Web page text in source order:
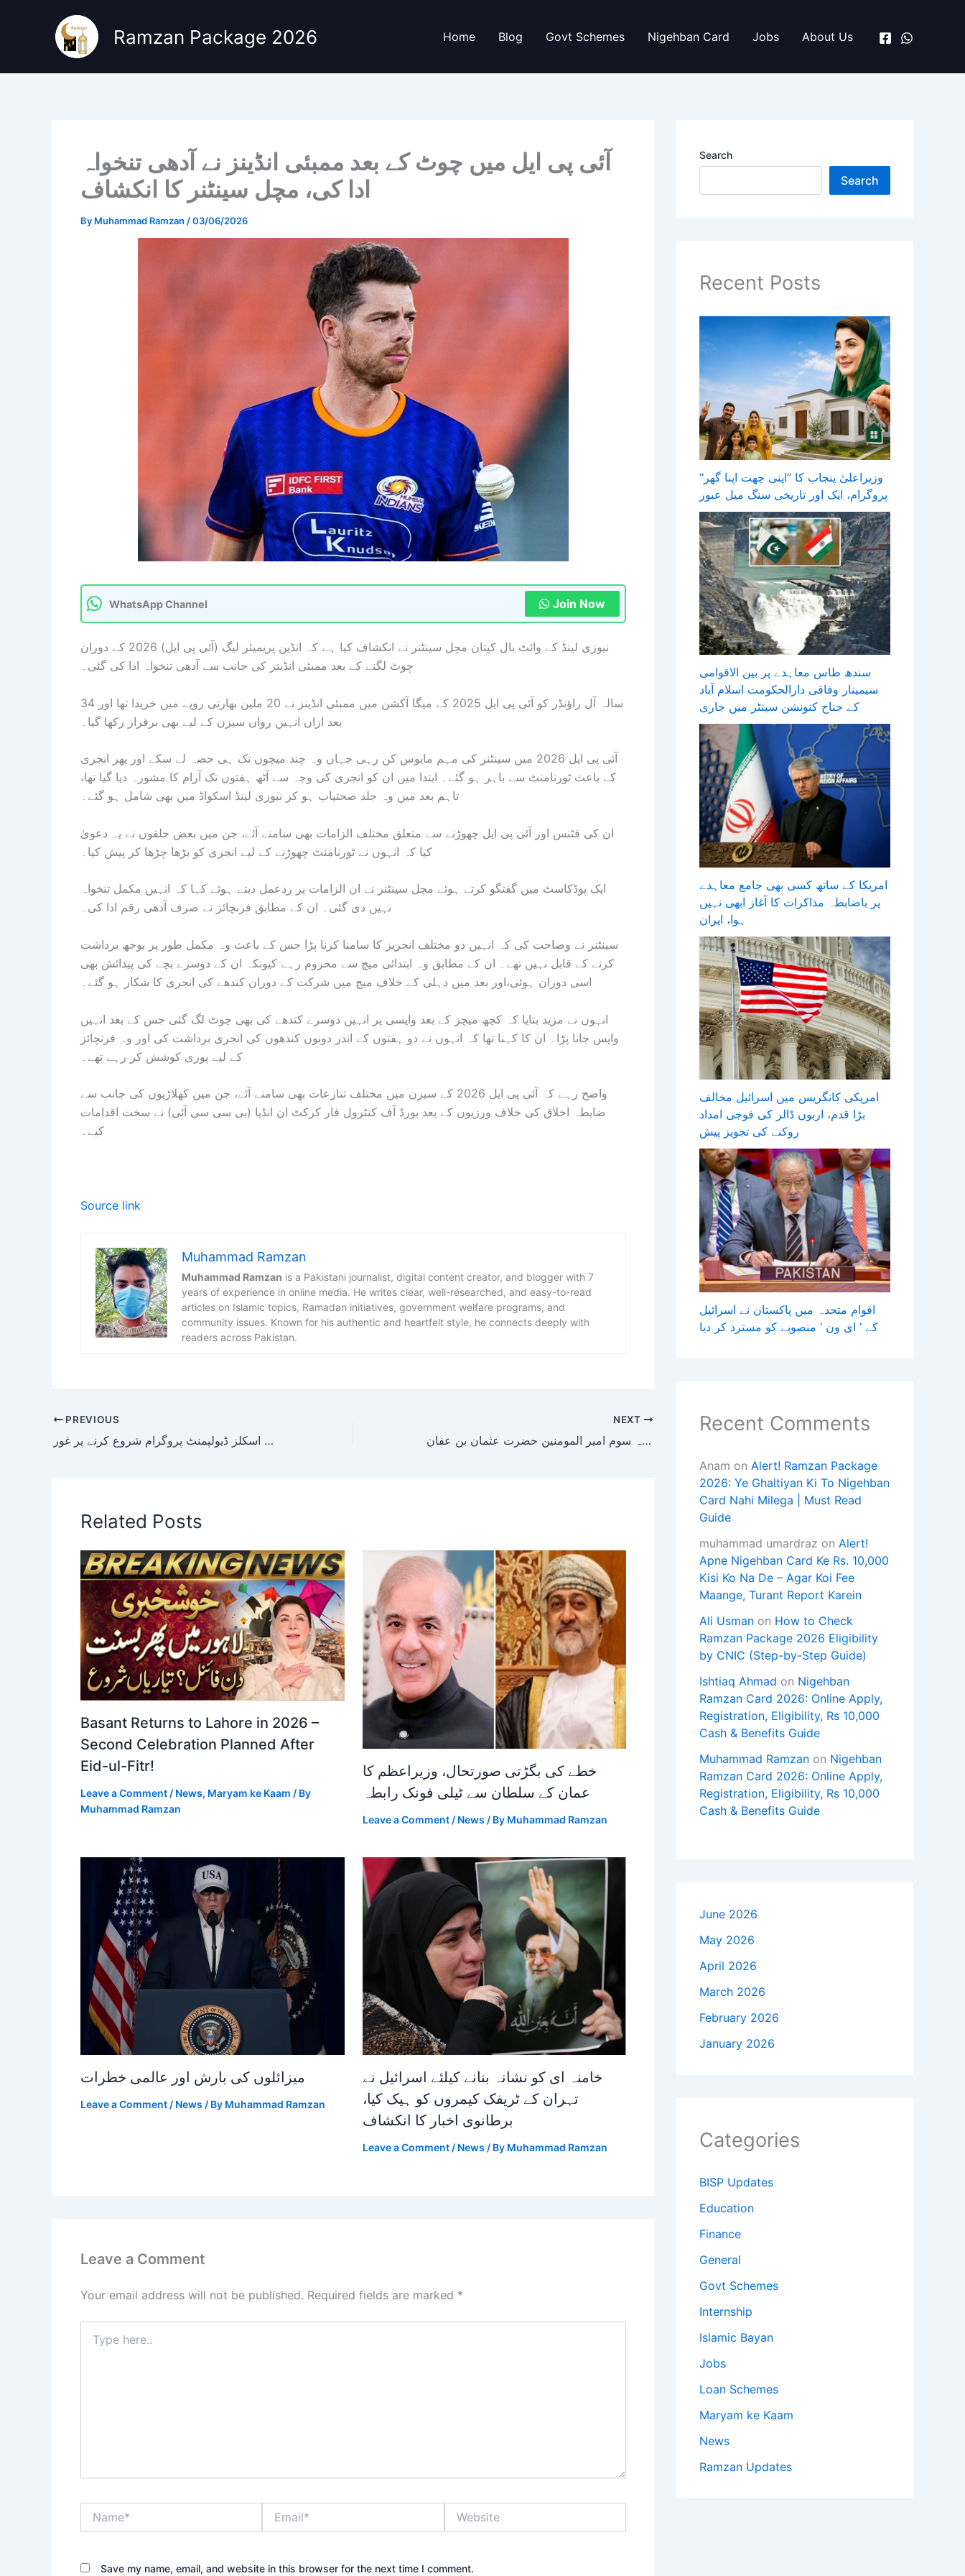
Ramzan Package 2026 Home Blog Govt Schemes Nigehban Card Jobs About Us
آئی پی ایل میں چوٹ کے بعد ممبئی انڈینز نے آدھی تنخواہ
ادا کی، مچل سینٹنر کا انکشاف
By Muhammad Ramzan /03/06/2026
WhatsApp Channel Join Now
نیوزی لینڈ کے وائٹ بال کپتان مچل سینٹنر نے انکشاف کیا ہے کہ انڈین پریمیئر لیگ (آئی پی ایل) 2026 کے دوران
چوٹ لگنے کے بعد ممبئی انڈینز کی جانب سے آدھی تنخواہ ادا کی گئی۔
34 سالہ آل راؤنڈر کو آئی پی ایل 2025 کے میگا آکشن میں ممبئی انڈینز نے 20 ملین بھارتی روپے میں خریدا تھا اور
بعد ازاں انہیں رواں سیزن کے لیے بھی برقرار رکھا گیا۔
آئی پی ایل 2026 میں سینٹنر کی مہم مایوس کن رہی جہاں وہ چند میچوں تک ہی حصہ لے سکے اور پھر انجری
کے باعث ٹورنامنٹ سے باہر ہو گئے۔ ابتدا میں ان کو انجری کی وجہ سے آٹھ ہفتوں تک آرام کا مشورہ دیا گیا تھا،
تاہم بعد میں وہ جلد صحتیاب ہو کر نیوزی لینڈ اسکواڈ میں بھی شامل ہو گئے۔
ان کی فٹنس اور آئی پی ایل چھوڑنے سے متعلق مختلف الزامات بھی سامنے آئے، جن میں بعض حلقوں نے یہ دعویٰ
کیا کہ انہوں نے ٹورنامنٹ چھوڑنے کے لیے انجری کو بڑھا چڑھا کر پیش کیا۔
ایک پوڈکاسٹ میں گفتگو کرتے ہوئے مچل سینٹنر نے ان الزامات پر ردعمل دیتے ہوئے کہا کہ انہیں مکمل تنخواہ
نہیں دی گئی۔ ان کے مطابق فرنچائز نے صرف آدھی رقم ادا کی۔
سینٹنر نے وضاحت کی کہ انہیں دو مختلف انجریز کا سامنا کرنا پڑا جس کے باعث وہ مکمل طور پر بوجھ برداشت
کرنے کے قابل نہیں تھے۔ ان کے مطابق وہ ابتدائی میچ سے محروم رہے کیونکہ ان کے دوسرے بچے کی پیدائش بھی
اسی دوران ہوئی،اور بعد میں دہلی کے خلاف میچ میں شرکت کے دوران کندھے کی انجری کا شکار ہو گئے۔
انہوں نے مزید بتایا کہ کچھ میچز کے بعد واپسی پر انہیں دوسرے کندھے کی بھی چوٹ لگ گئی جس کے بعد انہیں
واپس جانا پڑا۔ ان کا کہنا تھا کہ انہوں نے دو ہفتوں کے اندر دونوں کندھوں کی انجری برداشت کی اور وہ فرنچائز
کے لیے پوری کوشش کر رہے تھے۔
واضح رہے کہ آئی پی ایل 2026 کے سیزن میں مختلف تنازعات بھی سامنے آئے، جن میں کھلاڑیوں کی جانب سے
ضابطہ اخلاق کی خلاف ورزیوں کے بعد بورڈ آف کنٹرول فار کرکٹ ان انڈیا (بی سی سی آئی) نے سخت اقدامات
کیے۔
Source link
Muhammad Ramzan
Muhammad Ramzan is a Pakistani journalist, digital content creator, and blogger with 7
years of experience in online media. He writes clear, well-researched, and easy-to-read
articles on Islamic topics, Ramadan initiatives, government welfare programs, and
community issues. Known for his authentic and heartfelt style, he connects deeply with
readers across Pakistan.
PREVIOUS
عالمی بینک کا پاکستان میں اسکلز ڈیولپمنٹ پروگرام شروع کرنے پر غور
NEXT
خلیفہ سوم امیر المومنین حضرت عثمان بن عفان ؓ
Related Posts
Basant Returns to Lahore in 2026 –
Second Celebration Planned After
Eid-ul-Fitr!
Leave a Comment / News, Maryam ke Kaam / By
Muhammad Ramzan
خطے کی بگڑتی صورتحال، وزیراعظم کا
عمان کے سلطان سے ٹیلی فونک رابطہ
Leave a Comment / News / By Muhammad Ramzan
میزائلوں کی بارش اور عالمی خطرات
Leave a Comment / News / By Muhammad Ramzan
خامنہ ای کو نشانہ بنانے کیلئے اسرائیل نے
تہران کے ٹریفک کیمروں کو ہیک کیا،
برطانوی اخبار کا انکشاف
Leave a Comment / News / By Muhammad Ramzan
Leave a Comment
Your email address will not be published. Required fields are marked *
here..
Save my name, email, and website in this browser for the next time I comment.
Search
Search
Recent Posts
وزیراعلیٰ پنجاب کا ’’اپنی چھت اپنا گھر‘‘
پروگرام، ایک اور تاریخی سنگ میل عبور
سندھ طاس معاہدے پر بین الاقوامی
سیمینار وفاقی دارالحکومت اسلام آباد
کے جناح کنونشن سینٹر میں جاری
امریکا کے ساتھ کسی بھی جامع معاہدے
پر باضابطہ مذاکرات کا آغاز ابھی نہیں
ہوا، ایران
امریکی کانگریس میں اسرائیل مخالف
بڑا قدم، اربوں ڈالر کی فوجی امداد
روکنے کی تجویز پیش
اقوام متحدہ میں پاکستان نے اسرائیل
کے ’ ای ون ‘ منصوبے کو مسترد کر دیا
Recent Comments
Anam on Alert! Ramzan Package
2026: Ye Ghaltiyan Ki To Nigehban
Card Nahi Milega | Must Read
Guide
muhammad umardraz on Alert!
Apne Nigehban Card Ke Rs. 10,000
Kisi Ko Na De – Agar Koi Fee
Maange, Turant Report Karein
Ali Usman on How to Check
Ramzan Package 2026 Eligibility
by CNIC (Step-by-Step Guide)
Ishtiaq Ahmad on Nigehban
Ramzan Card 2026: Online Apply,
Registration, Eligibility, Rs 10,000
Cash & Benefits Guide
Muhammad Ramzan on Nigehban
Ramzan Card 2026: Online Apply,
Registration, Eligibility, Rs 10,000
Cash & Benefits Guide
June 2026
May 2026
April 2026
March 2026
February 2026
January 2026
Categories
BISP Updates
Education
Finance
General
Govt Schemes
Internship
Islamic Bayan
Jobs
Loan Schemes
Maryam ke Kaam
News
Ramzan Updates